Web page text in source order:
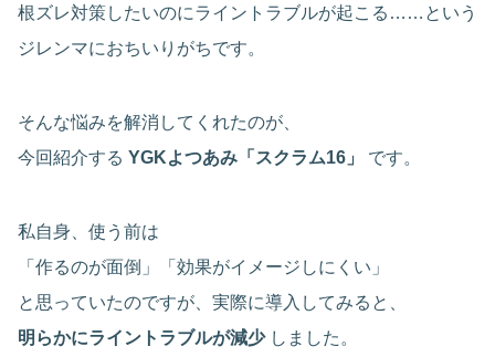
根ズレ対策したいのにライントラブルが起こる……という
ジレンマにおちいりがちです。
そんな悩みを解消してくれたのが、
今回紹介する YGKよつあみ「スクラム16」 です。
私自身、使う前は
「作るのが面倒」「効果がイメージしにくい」
と思っていたのですが、実際に導入してみると、
明らかにライントラブルが減少しました。